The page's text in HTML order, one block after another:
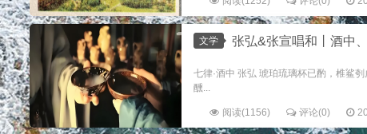
文学 张弘&张宣唱和丨酒中
七律·酒中 张弘 琥珀琉璃杯已酌，椎鲨
醺...
阅读(1156) 评论(0)